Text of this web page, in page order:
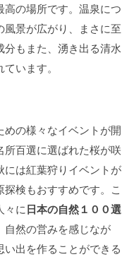
の場所です。温泉につ
景が広がり、まさに至
もまた、湧き出る清水
います。
の様々なイベントが開
百選に選ばれた桜が咲
には紅葉狩りイベントが
検もおすすめです。こ
々に日本の自然１００選
自然の営みを感じなが
出を作ることができる